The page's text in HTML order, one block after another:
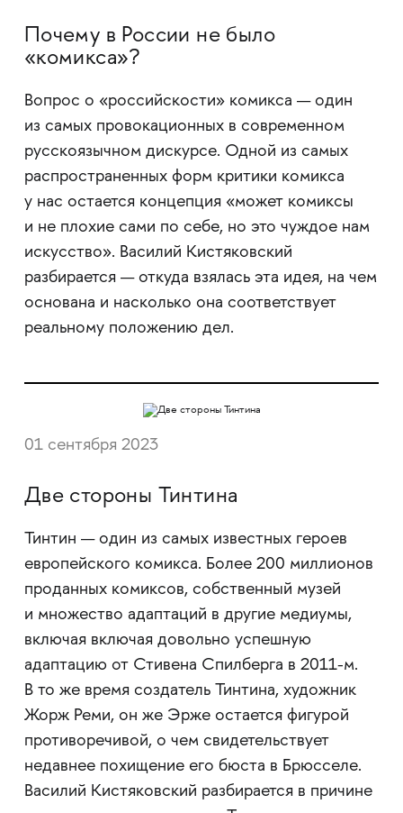
Почему в России не было
«комикса»?
Вопрос о «российскости» комикса — один
из самых провокационных в современном
русскоязычном дискурсе. Одной из самых
распространенных форм критики комикса
у нас остается концепция «может комиксы
и не плохие сами по себе, но это чуждое нам
искусство». Василий Кистяковский
разбирается — откуда взялась эта идея, на чем
основана и насколько она соответствует
реальному положению дел.
01 сентября 2023
Две стороны Тинтина
Тинтин — один из самых известных героев
европейского комикса. Более 200 миллионов
проданных комиксов, собственный музей
и множество адаптаций в другие медиумы,
включая включая довольно успешную
адаптацию от Стивена Спилберга в 2011-м.
В то же время создатель Тинтина, художник
Жорж Реми, он же Эрже остается фигурой
противоречивой, о чем свидетельствует
недавнее похищение его бюста в Брюсселе.
Василий Кистяковский разбирается в причине